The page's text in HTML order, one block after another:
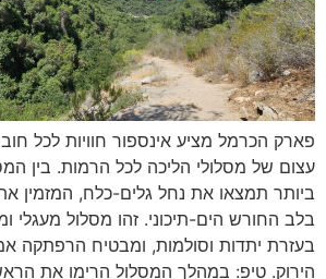
פארק הכרמל מציע אינספור חוויות לכל
עצום של מסלולי הליכה לכל הרמות. בין
ביותר תמצאו את נחל גלים-כלח, המזמין
בלב החורש הים-תיכוני. זהו מסלול מעגלי
בעזרת יתדות וסולמות, ומבטיח הרפתקה
הירוק. טיפ: במהלך המסלול הרימו את